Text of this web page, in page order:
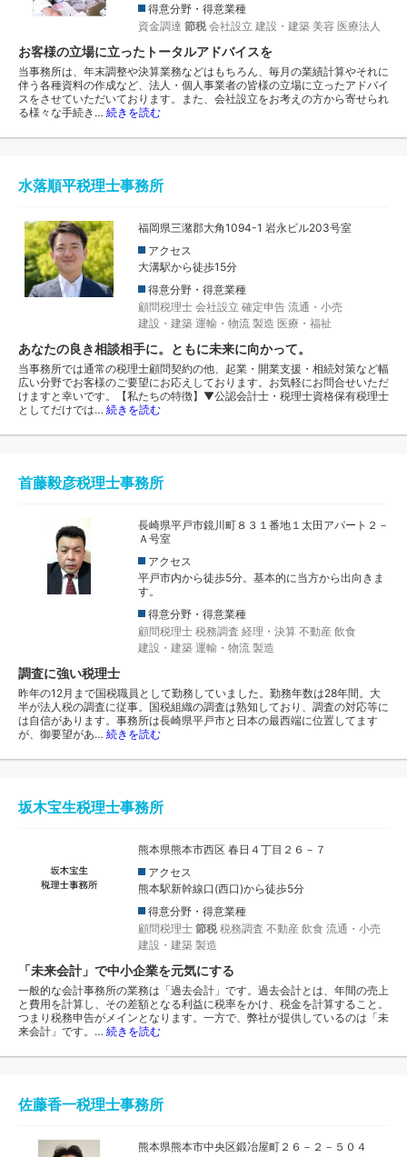
得意分野・得意業種
資金調達 節税 会社設立 建設・建築 美容 医療法人
お客様の立場に立ったトータルアドバイスを
当事務所は、年末調整や決算業務などはもちろん、毎月の業績計算やそれに
伴う各種資料の作成など、法人・個人事業者の皆様の立場に立ったアドバイ
スをさせていただいております。また、会社設立をお考えの方から寄せられ
る様々な手続き… 続きを読む
水落順平税理士事務所
福岡県三潴郡大角1094-1 岩永ビル203号室
アクセス
大溝駅から徒歩15分
得意分野・得意業種
顧問税理士 会社設立 確定申告 流通・小売
建設・建築 運輸・物流 製造 医療・福祉
あなたの良き相談相手に。ともに未来に向かって。
当事務所では通常の税理士顧問契約の他、起業・開業支援・相続対策など幅
広い分野でお客様のご要望にお応えしております。お気軽にお問合せいただ
けますと幸いです。【私たちの特徴】▼公認会計士・税理士資格保有税理士
としてだけでは… 続きを読む
首藤毅彦税理士事務所
長崎県平戸市鏡川町８３１番地１太田アパート２－
Ａ号室
アクセス
平戸市内から徒歩5分。基本的に当方から出向きま
す。
得意分野・得意業種
顧問税理士 税務調査 経理・決算 不動産 飲食
建設・建築 運輸・物流 製造
調査に強い税理士
昨年の12月まで国税職員として勤務していました。勤務年数は28年間。大
半が法人税の調査に従事。国税組織の調査は熟知しており、調査の対応等に
は自信があります。事務所は長崎県平戸市と日本の最西端に位置してます
が、御要望があ… 続きを読む
坂木宝生税理士事務所
熊本県熊本市西区 春日４丁目２６－７
アクセス
熊本駅新幹線口(西口)から徒歩5分
得意分野・得意業種
顧問税理士 節税 税務調査 不動産 飲食 流通・小売
建設・建築 製造
「未来会計」で中小企業を元気にする
一般的な会計事務所の業務は「過去会計」です。過去会計とは、年間の売上
と費用を計算し、その差額となる利益に税率をかけ、税金を計算すること。
つまり税務申告がメインとなります。一方で、弊社が提供しているのは「未
来会計」です。… 続きを読む
佐藤香一税理士事務所
熊本県熊本市中央区鍛冶屋町２６－２－５０４